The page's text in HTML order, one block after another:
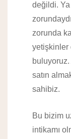
değildi.
zorunda
yetişkinler
satın
sahibiz.
Bu bizim
intikamı